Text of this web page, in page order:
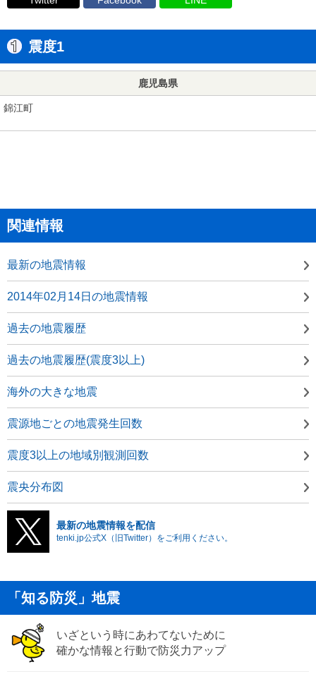
震度1
鹿児島県
錦江町
関連情報
最新の地震情報
2014年02月14日の地震情報
過去の地震履歴
過去の地震履歴(震度3以上)
海外の大きな地震
震源地ごとの地震発生回数
震度3以上の地域別観測回数
震央分布図
最新の地震情報を配信
tenki.jp公式X（旧Twitter）をご利用ください。
「知る防災」地震
いざという時にあわてないために
確かな情報と行動で防災力アップ